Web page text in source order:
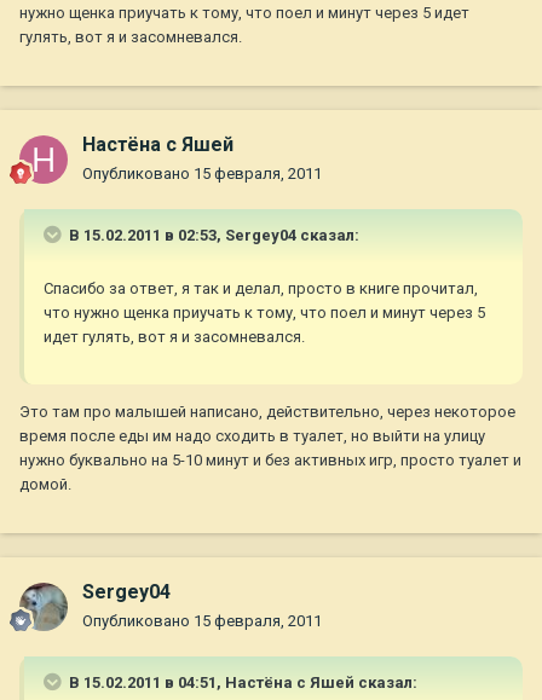
нужно щенка приучать к тому, что поел и минут через 5 идет
гулять, вот я и засомневался.
Настёна с Яшей
Опубликовано 15 февраля, 2011
В 15.02.2011 в 02:53, Sergey04 сказал:
Спасибо за ответ, я так и делал, просто в книге прочитал,
что нужно щенка приучать к тому, что поел и минут через 5
идет гулять, вот я и засомневался.
Это там про малышей написано, действительно, через некоторое
время после еды им надо сходить в туалет, но выйти на улицу
нужно буквально на 5-10 минут и без активных игр, просто туалет и
домой.
Sergey04
Опубликовано 15 февраля, 2011
В 15.02.2011 в 04:51, Настёна с Яшей сказал: